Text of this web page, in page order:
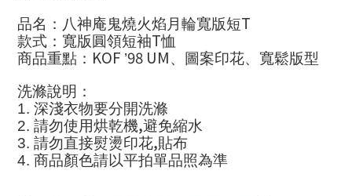
品名：八神庵鬼燒火焰月輪寬版短T
款式：寬版圓領短袖T恤
商品重點： KOF ’98 UM、圖案印花、寬鬆版型
洗滌說明：
1. 深淺衣物要分開洗滌
2. 請勿使用烘乾機,避免縮水
3. 請勿直接熨燙印花,貼布
4. 商品顏色請以平拍單品照為準